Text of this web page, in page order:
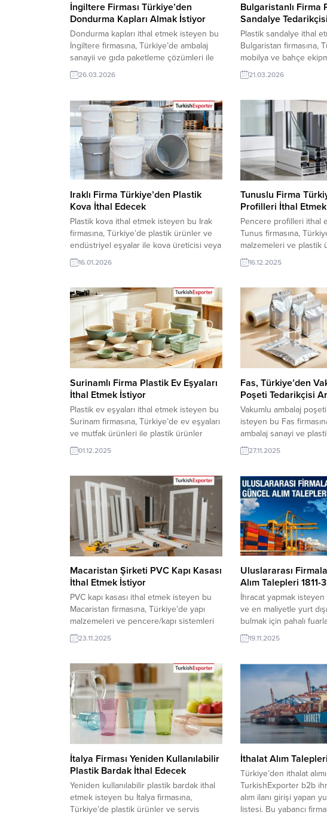
İngiltere Firması Türkiye’den
Dondurma Kapları Almak İstiyor
Dondurma kapları ithal etmek isteyen bu
İngiltere firmasına, Türkiye’de ambalaj
sanayii ve gıda paketleme çözümleri ile
dondurma kapları üreticisi veya
tedarikçisi olan ihracatçı firmalar teklif
olan bu alım ilanının iletişim bilgilerine
TurkishExporter VIP üyeleri ile TE üyelik
kredisi sahibi ihracat şirketleri
erişebilmektedir. ➤ Bu...
26.03.2026
Bulgaristanlı Firma
Sandalye
Plastik sandalye ithal
Bulgaristan firmasına,
mobilya ve bahçe
sandalye üreticisi veya
ihracatçı firmalar teklif
ilanının iletişim
VIP üyeleri ile TE
ihracat şirketleri
21.03.2026
Iraklı Firma Türkiye’den Plastik
Kova İthal Edecek
Plastik kova ithal etmek isteyen bu Irak
firmasına, Türkiye’de plastik ürünler ve
endüstriyel eşyalar ile kova üreticisi veya
tedarikçisi olan ihracatçı firmalar teklif
sunabilirler. Yeni bir ihracat pazarı fırsatı
TurkishExporter VIP üyeleri ile TE üyelik
kredisi sahibi ihracat şirketleri
erişebilmektedir. ➤ Bu ithalat alım...
16.01.2026
Tunuslu Firma
Profilleri İthal
Pencere profilleri ithal
Tunus firmasına,
malzemeleri ve plastik
üreticisi veya tedarikçisi
firmalar teklif
bilgilerine
TE üyelik kredisi
erişebilmektedir. ➤ Bu
16.12.2025
Surinamlı Firma Plastik Ev Eşyaları
İthal Etmek İstiyor
Plastik ev eşyaları ithal etmek isteyen bu
Surinam firmasına, Türkiye’de ev eşyaları
ve mutfak ürünleri ile plastik ürünler
üreticisi veya tedarikçisi olan ihracatçı
firmalar teklif sunabilirler. Yeni bir ihracat
bilgilerine TurkishExporter VIP üyeleri ile
TE üyelik kredisi sahibi ihracat şirketleri
erişebilmektedir. ➤ Bu...
01.12.2025
Fas, Türkiye’den
Poşeti Tedarikçisi
Vakumlu ambalaj
isteyen bu Fas
ambalaj sanayi ve
ambalaj poşeti üreticisi
olan ihracatçı firmalar
ilanının iletişim
VIP üyeleri ile TE üyelik
ihracat şirketleri
27.11.2025
Macaristan Şirketi PVC Kapı Kasası
İthal Etmek İstiyor
PVC kapı kasası ithal etmek isteyen bu
Macaristan firmasına, Türkiye’de yapı
malzemeleri ve pencere/kapı sistemleri
ile kapı kasası üreticisi veya tedarikçisi
olan ihracatçı firmalar teklif sunabilirler.
ilanının iletişim bilgilerine TurkishExporter
VIP üyeleri ile TE üyelik kredisi sahibi
ihracat şirketleri erişebilmektedir. ➤ Bu...
23.11.2025
Uluslararası
Alım Talepleri 1811-
İhracat yapmak
ve en maliyetle yurt
bulmak için pahalı
gerek yok. Pazar
onlarca ülkeye seyahat
kolayı, TurkishExporter
takiptir. Her gün
aşağıdadır.. 18 Kasım
19.11.2025
İtalya Firması Yeniden Kullanılabilir
Plastik Bardak İthal Edecek
Yeniden kullanılabilir plastik bardak ithal
etmek isteyen bu İtalya firmasına,
Türkiye’de plastik ürünler ve servis
İthalat Alım
Türkiye’den ithalat
TurkishExporter b2b
alım ilanı girişi yapan
listesi. Bu yabancı